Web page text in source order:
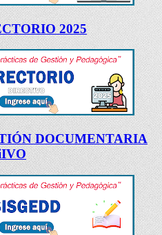
2025
DOCUMENTARIA